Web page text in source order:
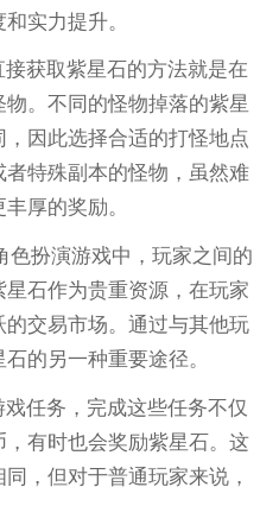
实力提升。
获取紫星石的方法就是在
。不同的怪物掉落的紫星
因此选择合适的打怪地点
特殊副本的怪物，虽然难
厚的奖励。
色扮演游戏中，玩家之间的
石作为贵重资源，在玩家
交易市场。通过与其他玩
的另一种重要途径。
任务，完成这些任务不仅
有时也会奖励紫星石。这
，但对于普通玩家来说，